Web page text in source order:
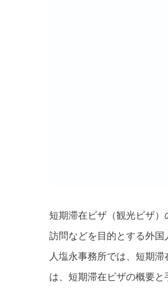
短期滞在ビザ（観光ビザ
訪問などを目的とする外
人塩永事務所では、短期
は、短期滞在ビザの概要と